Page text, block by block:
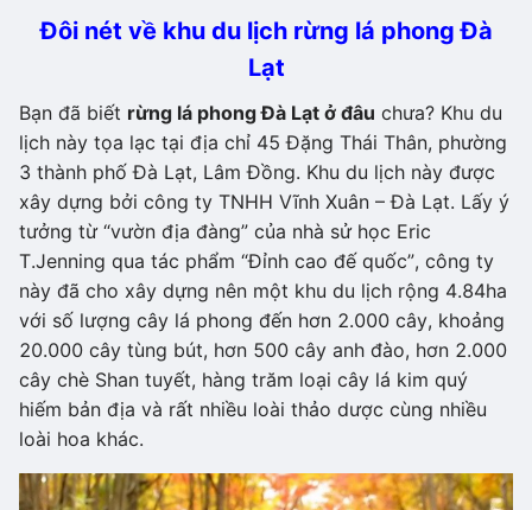
Đôi nét về khu du lịch rừng lá phong Đà
Lạt
Bạn đã biết rừng lá phong Đà Lạt ở đâu chưa? Khu du
lịch này tọa lạc tại địa chỉ 45 Đặng Thái Thân, phường
3 thành phố Đà Lạt, Lâm Đồng. Khu du lịch này được
xây dựng bởi công ty TNHH Vĩnh Xuân – Đà Lạt. Lấy ý
tưởng từ “vườn địa đàng” của nhà sử học Eric
T.Jenning qua tác phẩm “Đỉnh cao đế quốc”, công ty
này đã cho xây dựng nên một khu du lịch rộng 4.84ha
với số lượng cây lá phong đến hơn 2.000 cây, khoảng
20.000 cây tùng bút, hơn 500 cây anh đào, hơn 2.000
cây chè Shan tuyết, hàng trăm loại cây lá kim quý
hiếm bản địa và rất nhiều loài thảo dược cùng nhiều
loài hoa khác.